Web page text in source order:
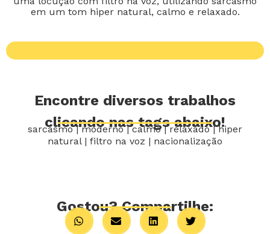
em um tom hiper natural, calmo e relaxado.
Encontre diversos trabalhos
clicando nas tags abaixo!
sarcasmo|moderno|calmo|relaxado|hiper
natural| filtro na voz | nacionalização
Gostou? Compartilhe: